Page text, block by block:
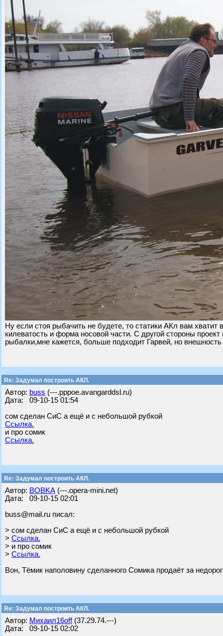
Ну если стоя рыбачить не будете, то статики АКл вам
килеватость и форма носовой части. С другой стороны
рыбалки,мне кажется, больше подходит Гарвей, но
Re: Задумал построить АКЛ.
Автор: buss (---.pppoe.avangarddsl.ru)
Дата: 09-10-15 01:54
сом сделан СиС а ещё и с небольшой рубкой
Ссылка.
и про сомик
Ссылка.
Re: Задумал построить АКЛ.
Автор: BOBKA (---.opera-mini.net)
Дата: 09-10-15 02:01
buss@mail.ru писал:
> сом сделан СиС а ещё и с небольшой рубкой
> Ссылка.
> и про сомик
> Ссылка.
Вон, Тёмик наполовину сделанного Сомика продаёт за
Re: Задумал построить АКЛ.
Автор: Михаил16off(37.29.74.---)
Дата: 09-10-15 02:02